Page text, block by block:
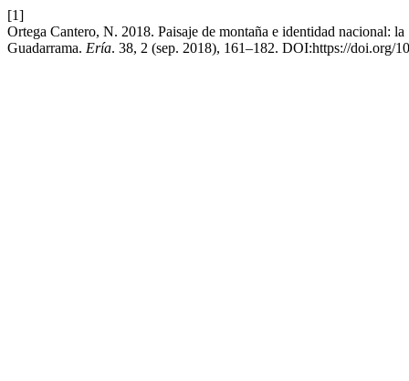
[1]
Ortega Cantero, N. 2018. Paisaje de montaña e identidad nacional:
Guadarrama. Ería. 38, 2 (sep. 2018), 161–182. DOI:https://doi.org/